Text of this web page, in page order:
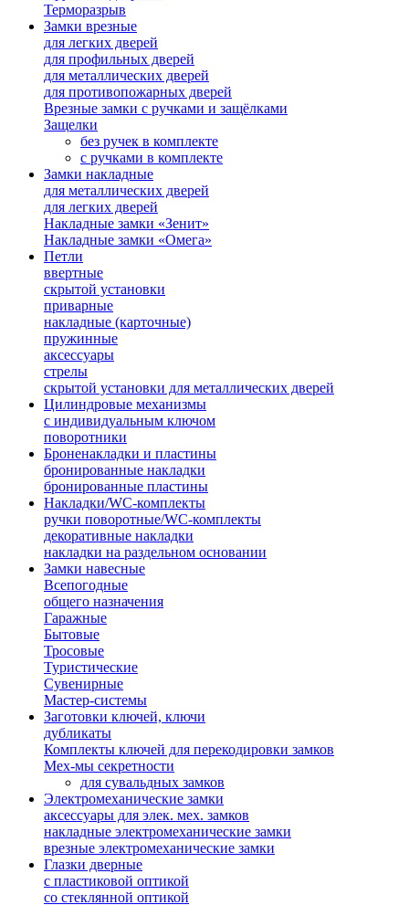
Терморазрыв
Замки врезные
для легких дверей
для профильных дверей
для металлических дверей
для противопожарных дверей
Врезные замки с ручками и защёлками
Защелки
без ручек в комплекте
с ручками в комплекте
Замки накладные
для металлических дверей
для легких дверей
Накладные замки «Зенит»
Накладные замки «Омега»
Петли
ввертные
скрытой установки
приварные
накладные (карточные)
пружинные
аксессуары
стрелы
скрытой установки для металлических дверей
Цилиндровые механизмы
с индивидуальным ключом
поворотники
Броненакладки и пластины
бронированные накладки
бронированные пластины
Накладки/WC-комплекты
ручки поворотные/WC-комплекты
декоративные накладки
накладки на раздельном основании
Замки навесные
Всепогодные
общего назначения
Гаражные
Бытовые
Тросовые
Туристические
Сувенирные
Мастер-системы
Заготовки ключей, ключи
дубликаты
Комплекты ключей для перекодировки замков
Мех-мы секретности
для сувальдных замков
Электромеханические замки
аксессуары для элек. мех. замков
накладные электромеханические замки
врезные электромеханические замки
Глазки дверные
с пластиковой оптикой
со стеклянной оптикой